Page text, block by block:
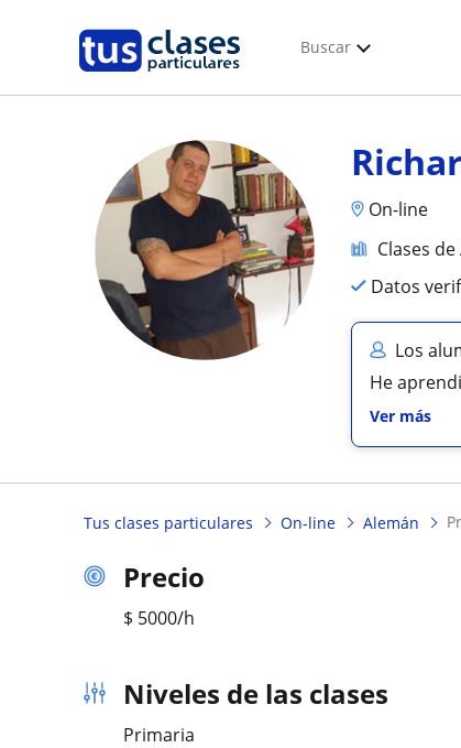
Buscar
On-line
Clases
Datos
Los
He
Ver más
Tus clases particulares On-line Alemán
Precio
$ 5000/h
Niveles de las clases
Primaria